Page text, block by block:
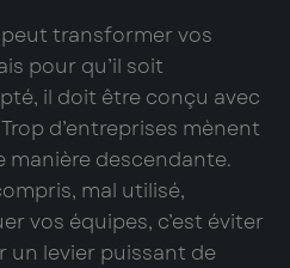
transformer vos
pour qu’il soit
il doit être conçu avec
d’entreprises mènent
manière descendante.
mal utilisé,
vos équipes, c’est éviter
un levier puissant de